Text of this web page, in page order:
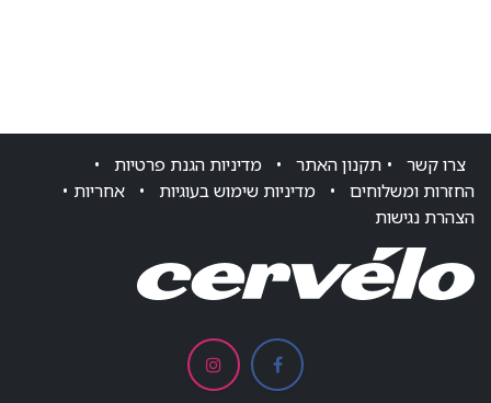
צרו ק​שר • תקנון האתר • מדיניות הגנת פרטיות
•
החזרות ומשלוחים
• מדיניות שימוש בעוגיות • אחריות •
הצהרת נגישות